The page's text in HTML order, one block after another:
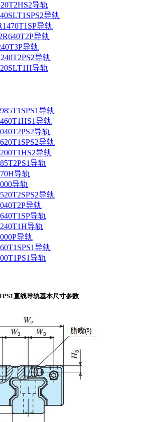
导轨
导轨
导轨
导轨
导轨
导轨
导轨
导轨
导轨
导轨
导轨
导轨
导轨
导轨
导轨
导轨
导轨
导轨
导轨
导轨
导轨
导轨
直线导轨基本尺寸参数